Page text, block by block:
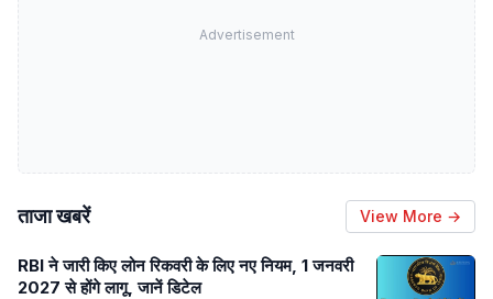
Advertisement
ताजा खबरें View More →
RBI ने जारी किए लोन रिकवरी के लिए नए नियम, 1 जनवरी
2027 से होंगे लागू, जानें डिटेल